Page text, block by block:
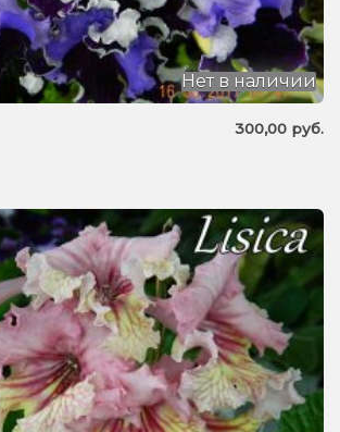
300,00 руб.
Нет в наличии